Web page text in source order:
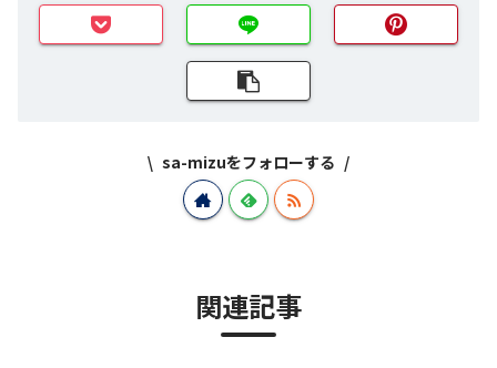
sa-mizuをフォローする
関連記事